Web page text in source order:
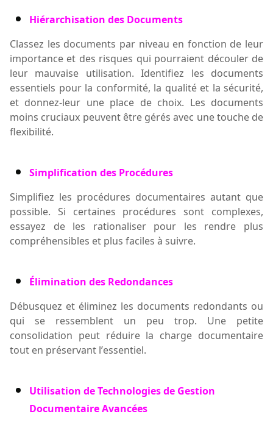
Hiérarchisation des Documents
Classez les documents par niveau en fonction de leur
importance et des risques qui pourraient découler de
leur mauvaise utilisation. Identifiez les documents
essentiels pour la conformité, la qualité et la sécurité,
et donnez-leur une place de choix. Les documents
moins cruciaux peuvent être gérés avec une touche de
flexibilité.
Simplification des Procédures
Simplifiez les procédures documentaires autant que
possible. Si certaines procédures sont complexes,
essayez de les rationaliser pour les rendre plus
compréhensibles et plus faciles à suivre.
Élimination des Redondances
Débusquez et éliminez les documents redondants ou
qui se ressemblent un peu trop. Une petite
consolidation peut réduire la charge documentaire
tout en préservant l’essentiel.
Utilisation de Technologies de Gestion
Documentaire Avancées